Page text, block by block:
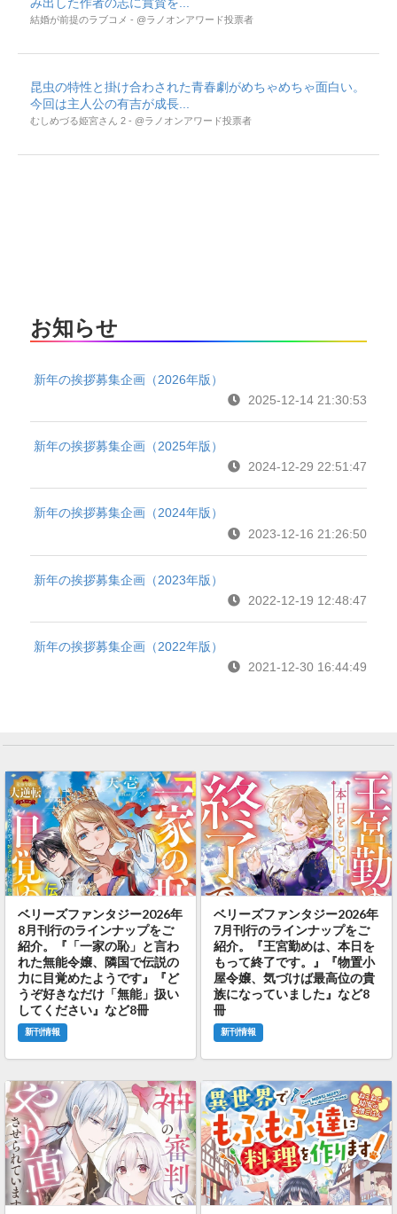
結婚が前提のラブコメ - @ラノオンアワード投票者
昆虫の特性と掛け合わされた青春劇がめちゃめちゃ面白い。
今回は主人公の有吉が成長...
むしめづる姫宮さん 2 - @ラノオンアワード投票者
お知らせ
新年の挨拶募集企画（2026年版）
2025-12-14 21:30:53
新年の挨拶募集企画（2025年版）
2024-12-29 22:51:47
新年の挨拶募集企画（2024年版）
2023-12-16 21:26:50
新年の挨拶募集企画（2023年版）
2022-12-19 12:48:47
新年の挨拶募集企画（2022年版）
2021-12-30 16:44:49
ベリーズファンタジー2026年
8月刊行のラインナップをご
紹介。『「一家の恥」と言わ
れた無能令嬢、隣国で伝説の
力に目覚めたようです』『ど
うぞ好きなだけ「無能」扱い
してください』など8冊
新刊情報
ベリーズファンタジー2026年
7月刊行のラインナップをご
紹介。『王宮勤めは、本日を
もって終了です。』『物置小
屋令嬢、気づけば最高位の貴
族になっていました』など8
冊
新刊情報